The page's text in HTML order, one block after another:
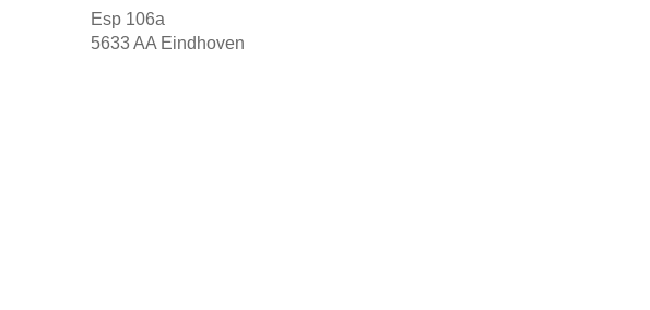
Esp 106a
5633 AA Eindhoven